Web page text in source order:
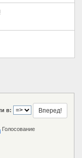
в:
Голосование